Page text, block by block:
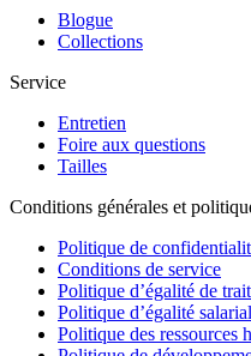
Blogue
Collections
Service
Entretien
Foire aux questions
Tailles
Conditions générales et
Politique de
Conditions de service
Politique d’égalité de
Politique d’égalité
Politique des ressources